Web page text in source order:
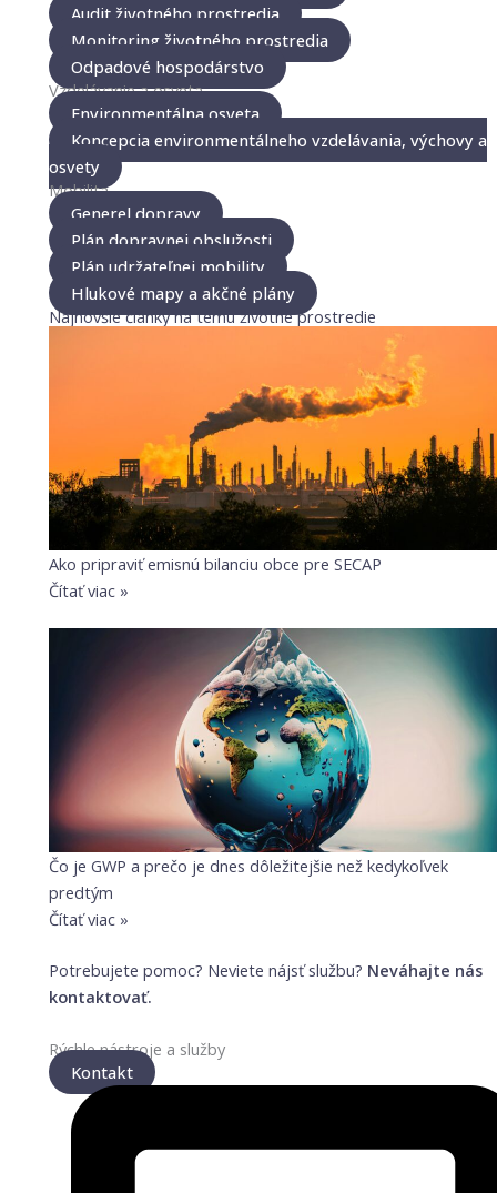
Audit životného prostredia
Monitoring životného prostredia
Odpadové hospodárstvo
Vzdelávanie a osveta
Environmentálna osveta
Koncepcia environmentálneho vzdelávania, výchovy a
osvety
Mobilita
Generel dopravy
Plán dopravnej obslužosti
Plán udržateľnej mobility
Hlukové mapy a akčné plány
Najnovšie články na tému životné prostredie
Ako pripraviť emisnú bilanciu obce pre SECAP
Čítať viac »
Čo je GWP a prečo je dnes dôležitejšie než kedykoľvek
predtým
Čítať viac »
Potrebujete pomoc? Neviete nájsť službu? Neváhajte nás
kontaktovať.
Rýchle nástroje a služby
Kontakt